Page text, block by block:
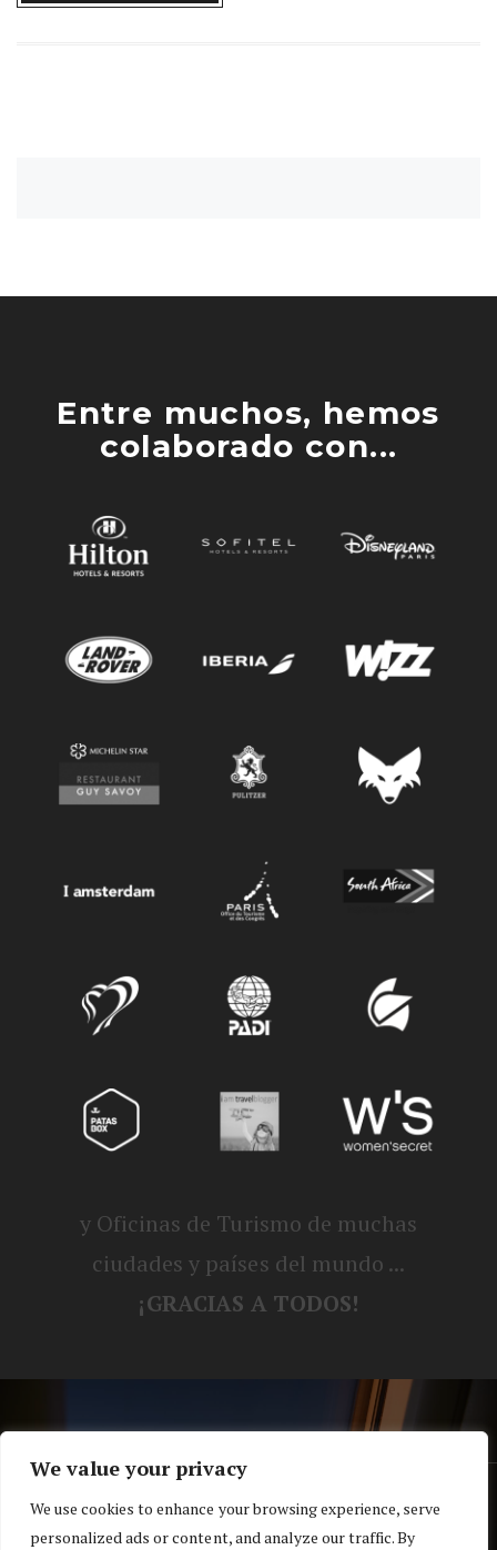
We value your privacy
We use cookies to enhance your browsing experience, serve
personalized ads or content, and analyze our traffic. By
Entre muchos, hemos
colaborado con...
y Oficinas de Turismo de muchas
ciudades y países del mundo ...
¡GRACIAS A TODOS!
® Blog personal de Alex, Nerea, Turbo y